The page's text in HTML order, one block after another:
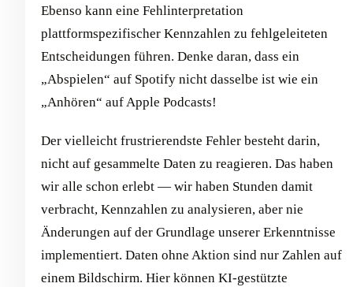
Ebenso kann eine Fehlinterpretation
plattformspezifischer Kennzahlen zu fehlgeleiteten
Entscheidungen führen. Denke daran, dass ein
„Abspielen“ auf Spotify nicht dasselbe ist wie ein
„Anhören“ auf Apple Podcasts!
Der vielleicht frustrierendste Fehler besteht darin,
nicht auf gesammelte Daten zu reagieren. Das haben
wir alle schon erlebt — wir haben Stunden damit
verbracht, Kennzahlen zu analysieren, aber nie
Änderungen auf der Grundlage unserer Erkenntnisse
implementiert. Daten ohne Aktion sind nur Zahlen auf
einem Bildschirm. Hier können KI-gestützte